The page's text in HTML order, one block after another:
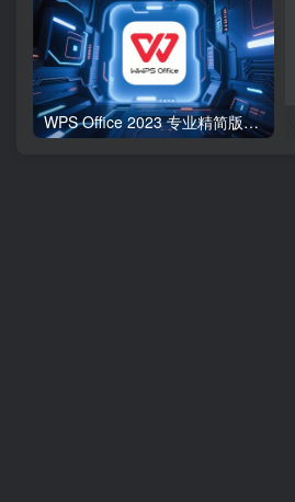
WPS Office 2023 专业精简版（无广告）